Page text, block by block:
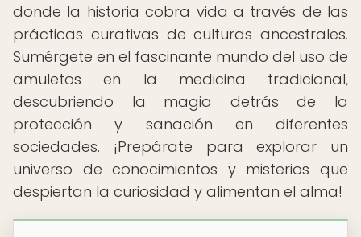
donde la historia cobra vida a través de las
prácticas curativas de culturas ancestrales.
Sumérgete en el fascinante mundo del uso de
amuletos en la medicina tradicional,
descubriendo la magia detrás de la
protección y sanación en diferentes
sociedades. ¡Prepárate para explorar un
universo de conocimientos y misterios que
despiertan la curiosidad y alimentan el alma!